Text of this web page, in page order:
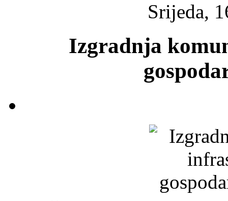
Srijeda,
Izgradnja